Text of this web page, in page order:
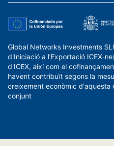
Global Networks Investments
d'Iniciació a l'Exportació ICEX-
d'ICEX, així com el
havent contribuït segons la
creixement econòmic d'aquesta
conjunt